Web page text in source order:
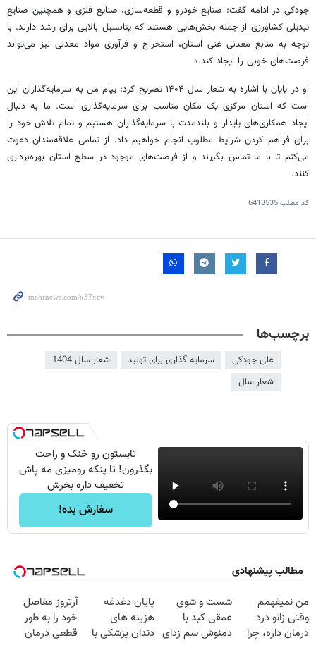
جودکی در ادامه گفت: صنایع خودرو و قطعه‌سازی، صنایع فلزی و همچنین صنایع
تبدیلی کشاورزی از جمله بخش‌هایی هستند که پتانسیل بالایی برای رشد دارند. با
توجه به منابع معدنی غنی استان، استخراج و فرآوری مواد معدنی نیز می‌تواند
فرصت‌های خوبی را ایجاد کند.»
او در پایان با اشاره به شعار سال ۱۴۰۴ تصریح کرد: پیام من به سرمایه‌گذاران این
است که استان مرکزی یک مکان مناسب برای سرمایه‌گذاری است. ما به دنبال
ایجاد همکاری‌های پایدار و بلندمدت با سرمایه‌گذاران هستیم و تمام تلاش خود را
برای فراهم کردن شرایط مطلوب انجام خواهیم داد. از تمامی علاقه‌مندان دعوت
می‌کنم تا با ما تماس بگیرند و از فرصت‌های موجود در سطح استان بهره‌برداری
کنند.
کد مطلب6413535
برچسب‌ها
علی جودکی سرمایه گذاری برای تولید
شعار سال 1404
شعار سال
تابستون رو خنک و راحت
بگذرون! تا پنکه رومیزی مه پاش
تخفیف داره بخرش
سفارش بده!
مطالب پیشنهادی
من نمیفهمم
وقتی زانو درد
درمان داره، چرا
شست و شوی
عمقی کبد با
دمنوش سم زدای
پایان دغدغه
هزینه های
دندان پزشکی با
آرتروز مفاصل
خود را به طور
قطعی درمان